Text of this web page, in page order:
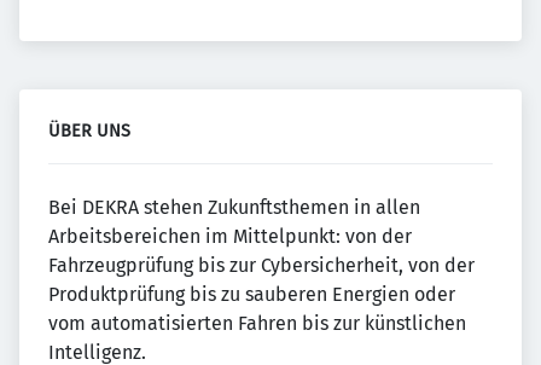
ÜBER UNS
Bei DEKRA stehen Zukunftsthemen in allen
Arbeitsbereichen im Mittelpunkt: von der
Fahrzeugprüfung bis zur Cybersicherheit, von der
Produktprüfung bis zu sauberen Energien oder
vom automatisierten Fahren bis zur künstlichen
Intelligenz.